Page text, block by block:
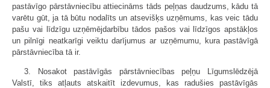
pastāvīgo pārstāvniecību attiecināms tāds peļņas daudzums, kādu tā
varētu gūt, ja tā būtu nodalīts un atsevišķs uzņēmums, kas veic tādu
pašu vai līdzīgu uzņēmējdarbību tādos pašos vai līdzīgos apstākļos
un pilnīgi neatkarīgi veiktu darījumus ar uzņēmumu, kura pastāvīgā
pārstāvniecība tā ir.
3. Nosakot pastāvīgās pārstāvniecības peļņu Līgumslēdzējā
Valstī, tiks atļauts atskaitīt izdevumus, kas radušies pastāvīgās